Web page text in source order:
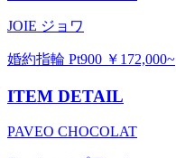
JOIE ジョワ
婚約指輪 Pt900 ￥172,000~
ITEM DETAIL
PAVEO CHOCOLAT